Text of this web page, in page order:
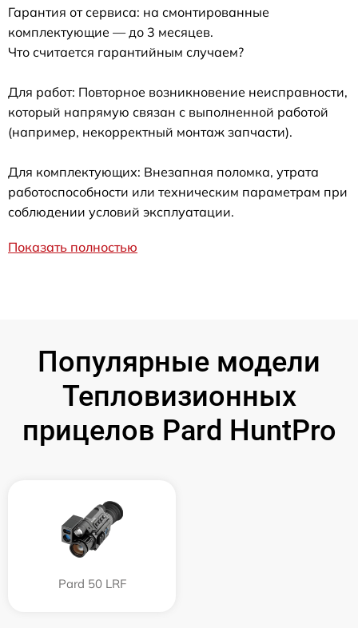
Гарантия от сервиса: на смонтированные
комплектующие — до 3 месяцев.
Что считается гарантийным случаем?
Для работ: Повторное возникновение неисправности,
который напрямую связан с выполненной работой
(например, некорректный монтаж запчасти).
Для комплектующих: Внезапная поломка, утрата
работоспособности или техническим параметрам при
соблюдении условий эксплуатации.
Показать полностью
Популярные модели
Тепловизионных
прицелов Pard HuntPro
Pard 50 LRF